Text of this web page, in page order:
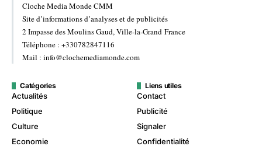
Cloche Media Monde CMM
Site d’informations d’analyses et de publicités
2 Impasse des Moulins Gaud, Ville-la-Grand France
Téléphone : +330782847116
Mail : info@clochemediamonde.com
Catégories
Actualités
Politique
Culture
Economie
Liens utiles
Contact
Publicité
Signaler
Confidentialité